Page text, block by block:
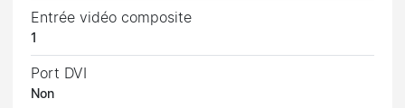
Entrée vidéo composite
1
Port DVI
Non